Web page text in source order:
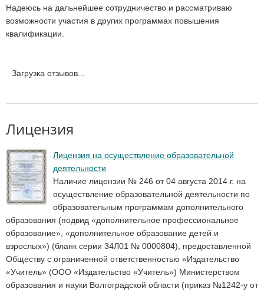
Надеюсь на дальнейшее сотрудничество и рассматриваю
возможности участия в других программах повышения
квалификации.
Загрузка отзывов...
Лицензия
Лицензия на осуществление образовательной
деятельности
Наличие лицензии № 246 от 04 августа 2014 г. на
осуществление образовательной деятельности по
образовательным программам дополнительного
образования (подвид «дополнительное профессиональное
образование», «дополнительное образование детей и
взрослых») (бланк серии 34Л01 № 0000804), предоставленной
Обществу с ограниченной ответственностью «Издательство
«Учитель» (ООО «Издательство «Учитель») Министерством
образования и науки Волгоградской области (приказ №1242-у от